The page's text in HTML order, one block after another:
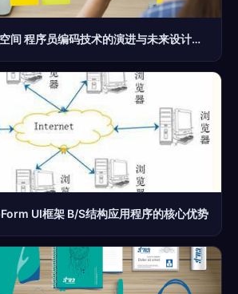
从外包开发到网络空间 程序员编码技术的演进与未来设计趋势
UI框架 B/S结构应用程序的核心优势